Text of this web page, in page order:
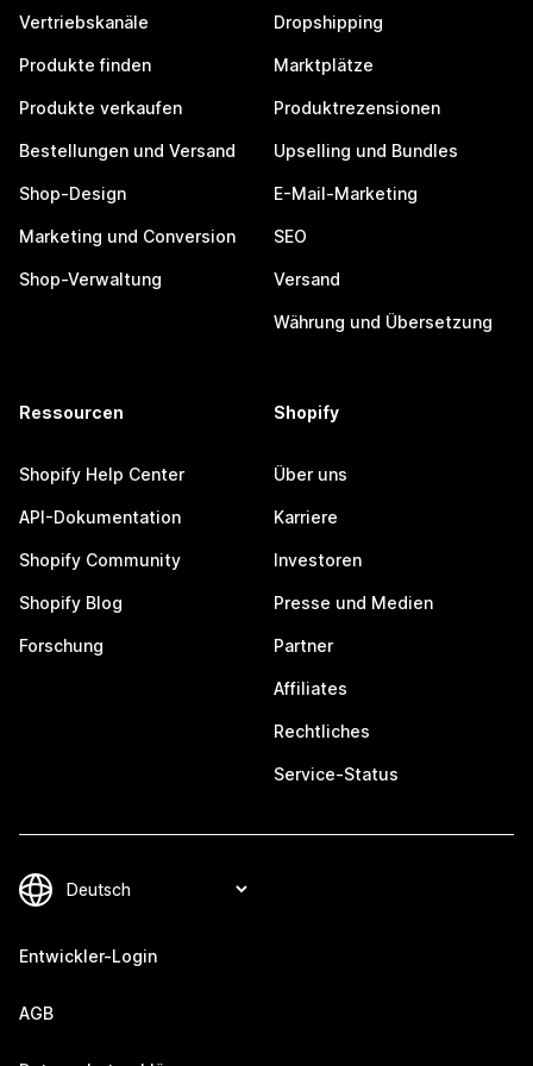
Vertriebskanäle
Produkte finden
Produkte verkaufen
Bestellungen und Versand
Shop-Design
Marketing und Conversion
Shop-Verwaltung
Dropshipping
Marktplätze
Produktrezensionen
Upselling und Bundles
E-Mail-Marketing
SEO
Versand
Währung und Übersetzung
Ressourcen
Shopify Help Center
API-Dokumentation
Shopify Community
Shopify Blog
Forschung
Shopify
Über uns
Karriere
Investoren
Presse und Medien
Partner
Affiliates
Rechtliches
Service-Status
Entwickler-Login
AGB